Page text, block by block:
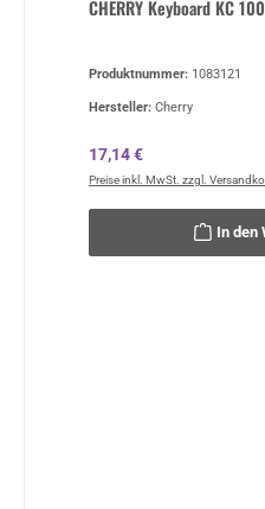
CHERRY Keyboard KC
Produktnummer: 1083121
Hersteller: Cherry
Regulärer Preis:
17,14 €
Preise inkl. MwSt. zzgl.
In den